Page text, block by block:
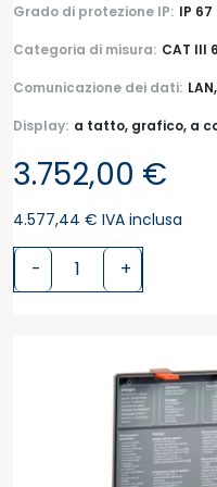
Grado di protezione IP: IP 67
Categoria di misura: CAT III
Comunicazione dei dati:
Display: a tatto, grafico, a
3.752,00 €
4.577,44 € IVA inclusa
- +